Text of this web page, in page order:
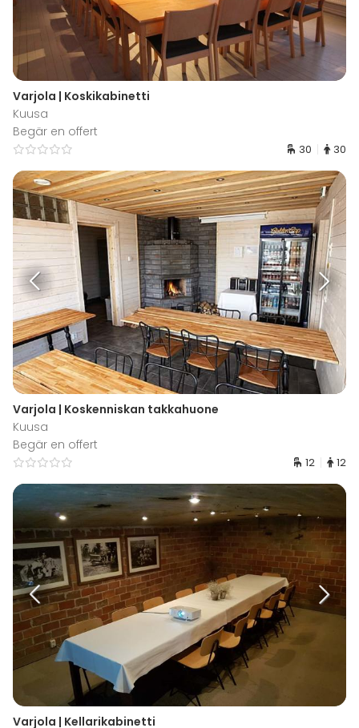
Varjola | Koskikabinetti
Kuusa
Begär en offert
30 30
Varjola | Koskenniskan takkahuone
Kuusa
Begär en offert
12 12
Varjola | Kellarikabinetti